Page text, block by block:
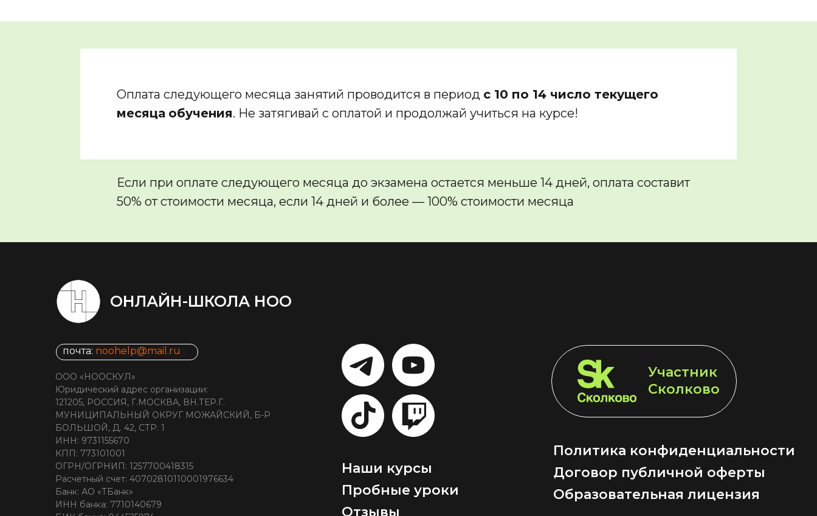
Оплата следующего месяца занятий проводится в период с 10 по 14 число текущего
месяца обучения. Не затягивай с оплатой и продолжай учиться на курсе!
Если при оплате следующего месяца до экзамена остается меньше 14 дней, оплата составит
50% от стоимости месяца, если 14 дней и более — 100% стоимости месяца
ОНЛАЙН-ШКОЛА НОО
ООО «НООСКУЛ»
Юридический адрес организации:
121205, РОССИЯ, Г.МОСКВА, ВН.ТЕР.Г.
МУНИЦИПАЛЬНЫЙ ОКРУГ МОЖАЙСКИЙ, Б-Р
БОЛЬШОЙ, Д. 42, СТР. 1
ИНН: 9731155670
КПП: 773101001
ОГРН/ОГРНИП: 1257700418315
Расчетный счет: 40702810110001976634
Банк: АО «ТБанк»
ИНН банка: 7710140679
почта: noohelp@mail.ru
LET'S
GO!
LET'S
GO!
LET'S
GO!
LET'S
GO!
Образовательная лицензия
Договор публичной оферты
Политика конфиденциальности
Отзывы
Пробные уроки
Наши курсы
Участник
Сколково